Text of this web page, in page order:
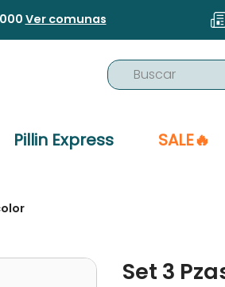
Ver comunas
Buscar
Pillin Express SALE🔥
Set 3